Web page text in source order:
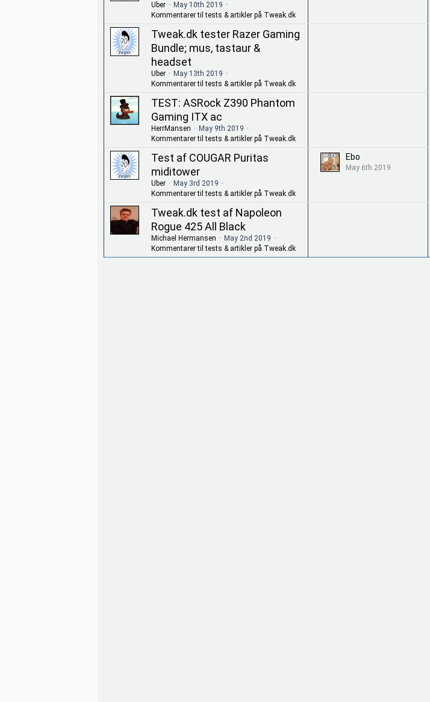
Uber
May 10th 2019
Kommentarer til tests & artikler på Tweak.dk
Tweak.dk tester Razer Gaming
Bundle; mus, tastaur &
headset
Uber
May 13th 2019
Kommentarer til tests & artikler på Tweak.dk
TEST: ASRock Z390 Phantom
Gaming ITX ac
HerrMansen
May 9th 2019
Kommentarer til tests & artikler på Tweak.dk
Test af COUGAR Puritas
miditower
Uber
May 3rd 2019
Kommentarer til tests & artikler på Tweak.dk
Ebo
May 6th 2019
Tweak.dk test af Napoleon
Rogue 425 All Black
Michael Hermansen
May 2nd 2019
Kommentarer til tests & artikler på Tweak.dk